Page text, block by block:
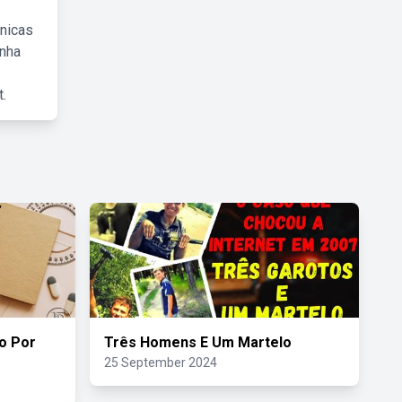
Por Três Homens E Um Martelo
25 September 2024